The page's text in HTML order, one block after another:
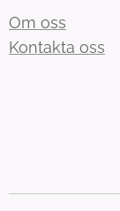
Om oss
Kontakta oss